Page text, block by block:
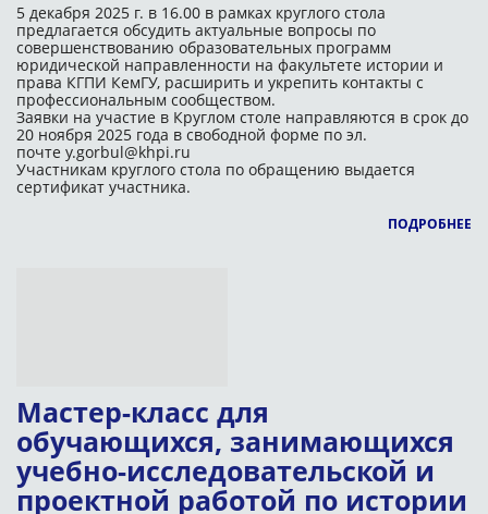
5 декабря 2025 г. в 16.00 в рамках круглого стола
предлагается обсудить актуальные вопросы по
совершенствованию образовательных программ
юридической направленности на факультете истории и
права КГПИ КемГУ, расширить и укрепить контакты с
профессиональным сообществом.
Заявки на участие в Круглом столе направляются в срок до
20 ноября 2025 года в свободной форме по эл.
почте y.gorbul@khpi.ru
Участникам круглого стола по обращению выдается
сертификат участника.
ПОДРОБНЕЕ
Мастер-класс для
обучающихся, занимающихся
учебно-исследовательской и
проектной работой по истории